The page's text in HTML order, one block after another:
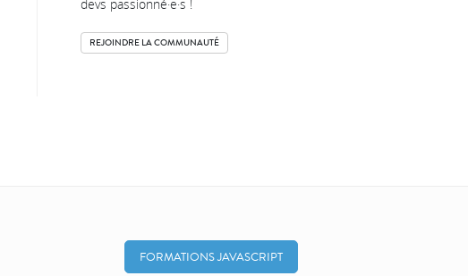
devs passionné·e·s !
REJOINDRE LA COMMUNAUTÉ
FORMATIONS JAVASCRIPT